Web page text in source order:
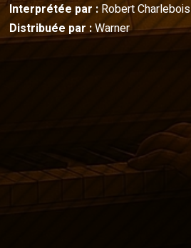
Interprétée par : Robert Charlebois
Distribuée par :Warner